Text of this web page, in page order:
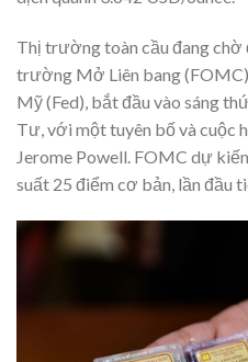
Thị trường toàn cầu đang chờ
trường Mở Liên bang
Mỹ (Fed), bắt đầu vào sáng
Tư, với một tuyên bố và cuộc
Jerome Powell. FOMC dự
suất 25 điểm cơ bản, lần đầu